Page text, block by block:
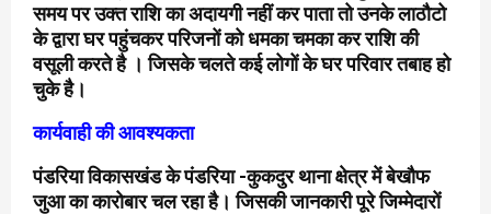
समय पर उक्त राशि का अदायगी नहीं कर पाता तो उनके लाठौटो
के द्वारा घर पहुंचकर परिजनों को धमका चमका कर राशि की
वसूली करते है । जिसके चलते कई लोगों के घर परिवार तबाह हो
चुके है।
कार्यवाही की आवश्यकता
पंडरिया विकासखंड के पंडरिया -कुकदुर थाना क्षेत्र में बेखौफ
जुआ का कारोबार चल रहा है। जिसकी जानकारी पूरे जिम्मेदारों